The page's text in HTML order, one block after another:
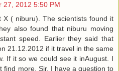
27, 2012 5:50 PM
X ( niburu). The scientists found it
also found that niburu moving
speed. Earlier they said that
21.12.2012 if it travel in the same
If it so we could see it inAugust. I
find more. Sir, I have a question to